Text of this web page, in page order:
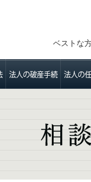
ベストな